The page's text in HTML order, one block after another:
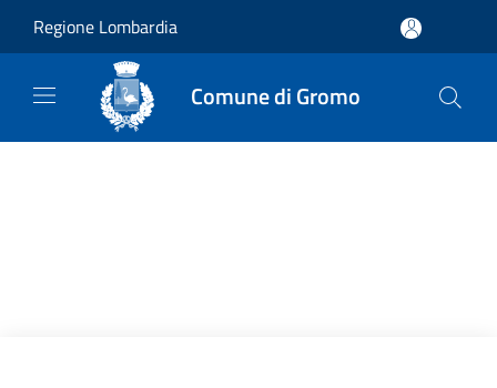
Regione Lombardia
Comune di Gromo